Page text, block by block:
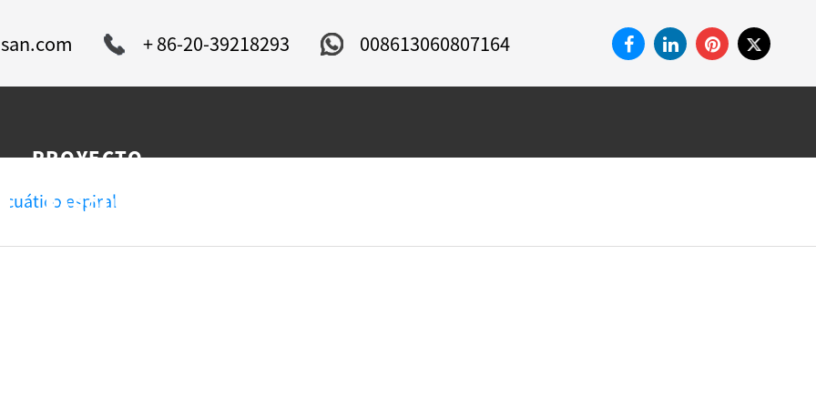
+ 86-20-39218293 008613060807164
PROYECTO
PARQUE
espiral